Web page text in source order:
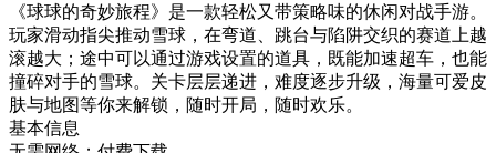
《球球的奇妙旅程》是一款轻松又带策略味的休闲对战手游。
玩家滑动指尖推动雪球，在弯道、跳台与陷阱交织的赛道上越
滚越大；途中可以通过游戏设置的道具，既能加速超车，也能
撞碎对手的雪球。关卡层层递进，难度逐步升级，海量可爱皮
肤与地图等你来解锁，随时开局，随时欢乐。
基本信息